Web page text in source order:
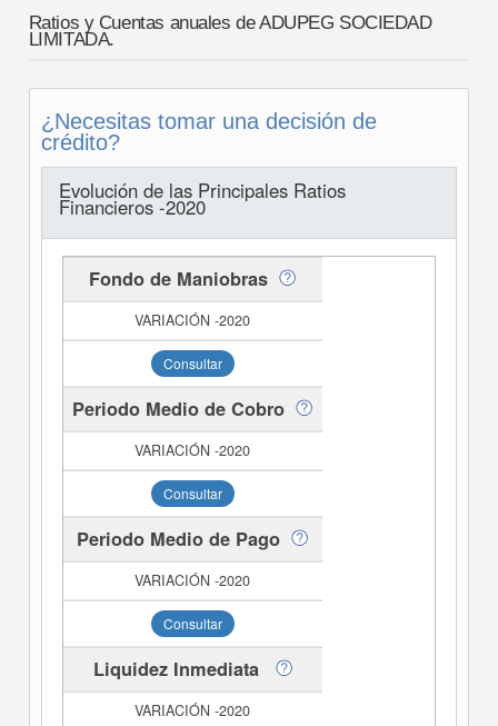
Ratios y Cuentas anuales de ADUPEG SOCIEDAD
LIMITADA.
¿Necesitas tomar una decisión de
crédito?
Evolución de las Principales Ratios
Financieros -2020
Fondo de Maniobras
Consultar
Periodo Medio de Cobro
Consultar
Periodo Medio de Pago
Consultar
Liquidez Inmediata